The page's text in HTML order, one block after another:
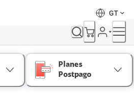
GT
Planes
Postpago